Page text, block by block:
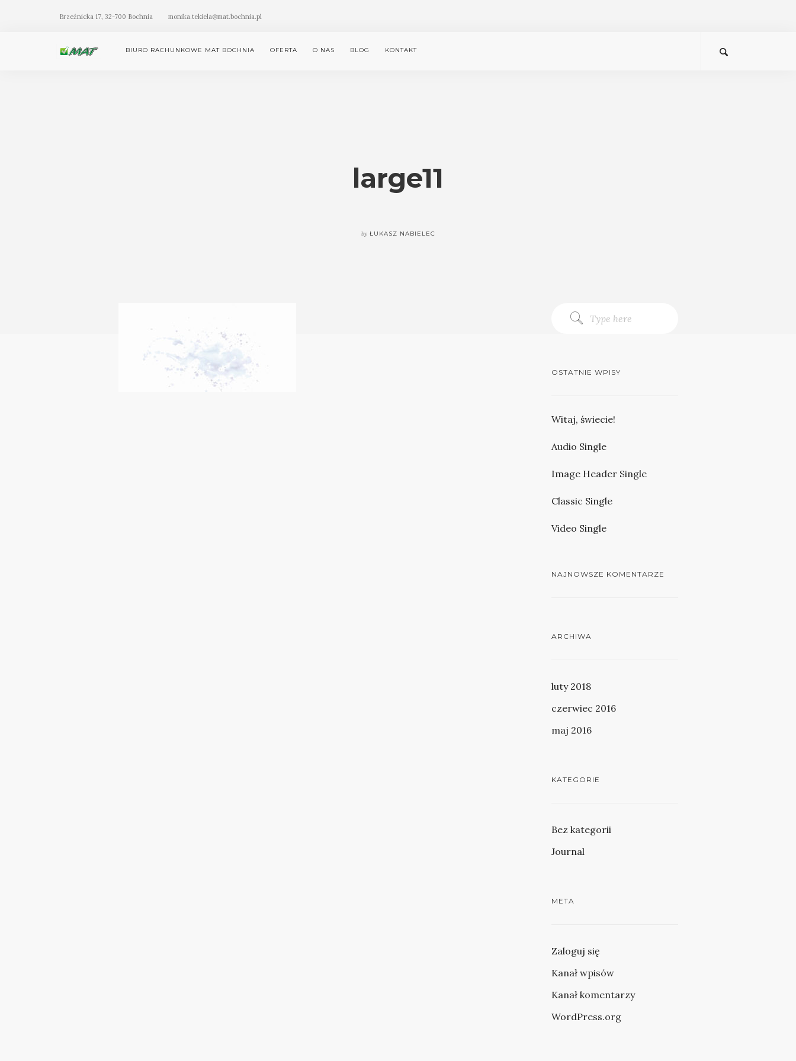
Brzeźnicka 17, 32-700 Bochnia monika.tekiela@mat.bochnia.pl
BIURO RACHUNKOWE MAT BOCHNIA OFERTA O NAS BLOG KONTAKT
large11
by ŁUKASZ NABIELEC
OSTATNIE WPISY
Witaj, świecie!
Audio Single
Image Header Single
Classic Single
Video Single
NAJNOWSZE KOMENTARZE
ARCHIWA
luty 2018
czerwiec 2016
maj 2016
KATEGORIE
Bez kategorii
Journal
META
Zaloguj się
Kanał wpisów
Kanał komentarzy
WordPress.org